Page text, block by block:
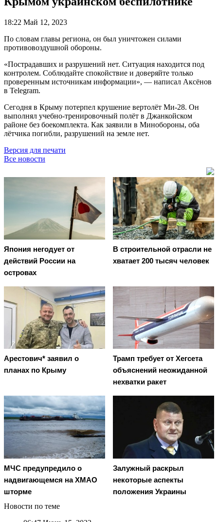
18:22 Май 12, 2023
По словам главы региона, он был уничтожен силами
противовоздушной обороны.
«Пострадавших и разрушений нет. Ситуация находится под
контролем. Соблюдайте спокойствие и доверяйте только
проверенным источникам информации», — написал Аксёнов
в Telegram.
Сегодня в Крыму потерпел крушение вертолёт Ми-28. Он
выполнял учебно-тренировочный полёт в Джанкойском
районе без боекомплекта. Как заявили в Минобороны, оба
лётчика погибли, разрушений на земле нет.
Версия для печати
Все новости
Япония негодует от
действий России на
островах
В строительной отрасли не
хватает 200 тысяч человек
Арестович* заявил о
планах по Крыму
Трамп требует от Хегсета
объяснений неожиданной
нехватки ракет
МЧС предупредило о
надвигающемся на ХМАО
шторме
Залужный раскрыл
некоторые аспекты
положения Украины
Новости по теме